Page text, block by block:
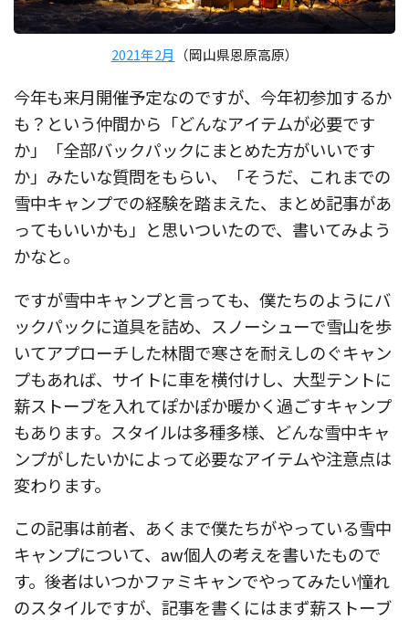
2021年2月 （岡山県恩原高原）
今年も来月開催予定なのですが、今年初参加するか
も？という仲間から「どんなアイテムが必要です
か」「全部バックパックにまとめた方がいいです
か」みたいな質問をもらい、「そうだ、これまでの
雪中キャンプでの経験を踏まえた、まとめ記事があ
ってもいいかも」と思いついたので、書いてみよう
かなと。
ですが雪中キャンプと言っても、僕たちのようにバ
ックパックに道具を詰め、スノーシューで雪山を歩
いてアプローチした林間で寒さを耐えしのぐキャン
プもあれば、サイトに車を横付けし、大型テントに
薪ストーブを入れてぽかぽか暖かく過ごすキャンプ
もあります。スタイルは多種多様、どんな雪中キャ
ンプがしたいかによって必要なアイテムや注意点は
変わります。
この記事は前者、あくまで僕たちがやっている雪中
キャンプについて、aw個人の考えを書いたもので
す。後者はいつかファミキャンでやってみたい憧れ
のスタイルですが、記事を書くにはまず薪ストーブ